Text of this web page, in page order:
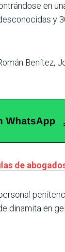
en
y
Benítez,
de
dinamita en